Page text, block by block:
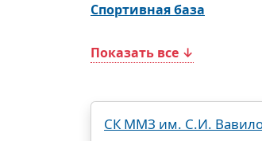
Спортивная база
Показать все ↓
СК ММЗ им. С.И.
Производственный календарь
Документы для ЗАГСа